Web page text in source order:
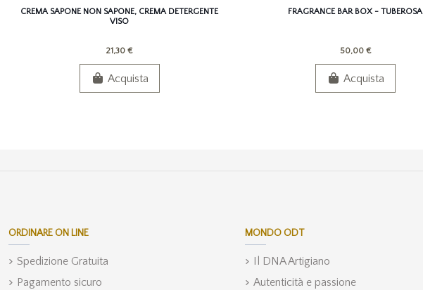
CREMA SAPONE NON SAPONE, CREMA DETERGENTE
VISO
21,30 €
Acquista
FRAGRANCE BAR BOX - TUBEROSA
50,00 €
Acquista
ORDINARE ON LINE
Spedizione Gratuita
Pagamento sicuro
MONDO ODT
Il DNA Artigiano
Autenticità e passione